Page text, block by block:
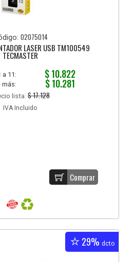
02075014
LASER USB TM100549
TECMASTER
a 11: $ 10.822
más: $ 10.281
lista:$ 17.128
IVA Incluido
Comprar
29% dcto